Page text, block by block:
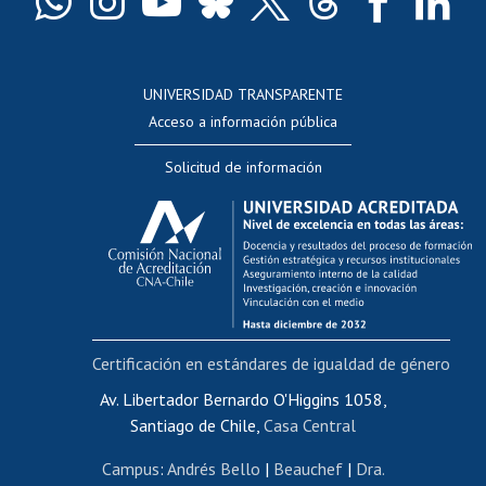
Docentes
Perfeccionamiento
Editar Portafolio Académico
Evaluación docente
Calificación académica
Postulación al AUCAI
Funcionarias/os
Cursos internos de capacitación
Bienestar del personal
Portal de movilidad interna
Certificado de renta
Certificado de renta honorarios
UNIVERSIDAD TRANSPARENTE
Acceso a información pública
Solicitud de información
Av. Libertador Bernardo O'Higgins 1058,
Santiago de Chile, Casa Central
Campus: Andrés Bello | Beauchef| Dra.
Certificación en estándares de igualdad de género